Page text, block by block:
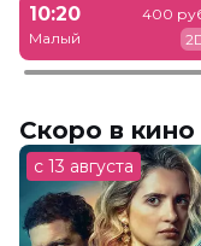
10:20
Малый
400
Скоро в кино
с 13 августа